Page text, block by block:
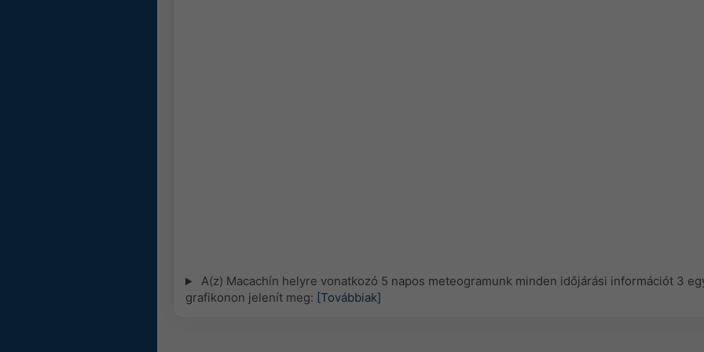
A(z) Macachín helyre vonatkozó 5 napos meteogramunk minden időjárási információt 3
grafikonon jelenít meg: [Továbbiak]